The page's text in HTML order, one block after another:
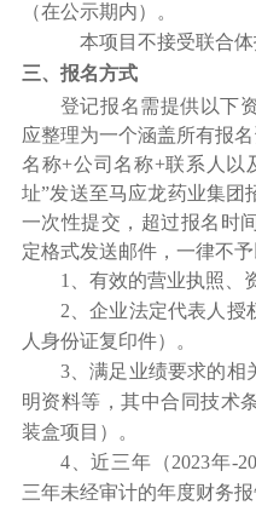
（在公示期内）。
本项目不接受联合体
三、报名方式
登记报名需提供以下
应整理为一个涵盖所有报
名称+公司名称+联系人以
址”发送至马应龙药业集团
一次性提交，超过报名时
定格式发送邮件，一律不
1
、有效的营业执照、
2 、企业法定代表人
人身份证复印件）。
3、满足业绩要求的相
明资料等，其中合同技术
装盒项目 ）。
4、近三年（2023年-
三年未经审计的年度财务报